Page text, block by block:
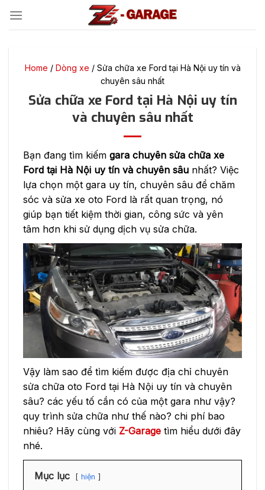
qua
Home / Dòng xe / Sửa chữa xe Ford tại Hà Nội uy tín và
chuyên sâu nhất
Sửa chữa xe Ford tại Hà Nội uy tín
và chuyên sâu nhất
Bạn đang tìm kiếm gara chuyên sửa chữa xe
Ford tại Hà Nội uy tín và chuyên sâu nhất? Việc
lựa chọn một gara uy tín, chuyên sâu để chăm
sóc và sửa xe oto Ford là rất quan trọng, nó
giúp bạn tiết kiệm thời gian, công sức và yên
tâm hơn khi sử dụng dịch vụ sửa chữa.
Vậy làm sao để tìm kiếm được địa chỉ chuyên
sửa chữa oto Ford tại Hà Nội uy tín và chuyên
sâu? các yếu tố cần có của một gara như vậy?
quy trình sửa chữa như thế nào? chi phí bao
nhiêu? Hãy cùng với Z-Garage tìm hiểu dưới đây
nhé.
Mục lục hiện